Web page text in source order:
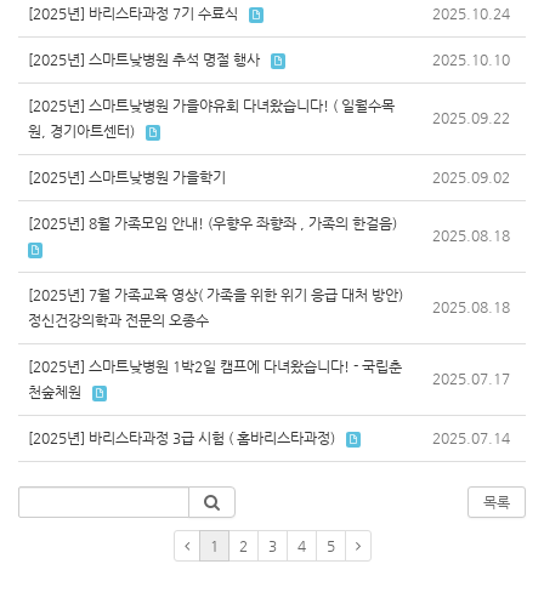
[2025년] 바리스타과정 7기 수료식 2025.10.24
[2025년] 스마트낮병원 추석 명절 행사 2025.10.10
[2025년] 스마트낮병원 가을야유회 다녀왔습니다! ( 일월수목
원, 경기아트센터)
2025.09.22
[2025년] 스마트낮병원 가을학기 2025.09.02
[2025년] 8월 가족모임 안내! (우향우 좌향좌 , 가족의 한걸음)
2025.08.18
[2025년] 7월 가족교육 영상( 가족을 위한 위기 응급 대처 방안)
정신건강의학과 전문의 오종수
2025.08.18
[2025년] 스마트낮병원 1박2일 캠프에 다녀왔습니다! - 국립춘
천숲체원
2025.07.17
[2025년] 바리스타과정 3급 시험 ( 홈바리스타과정) 2025.07.14
목록
1 2 3 4 5